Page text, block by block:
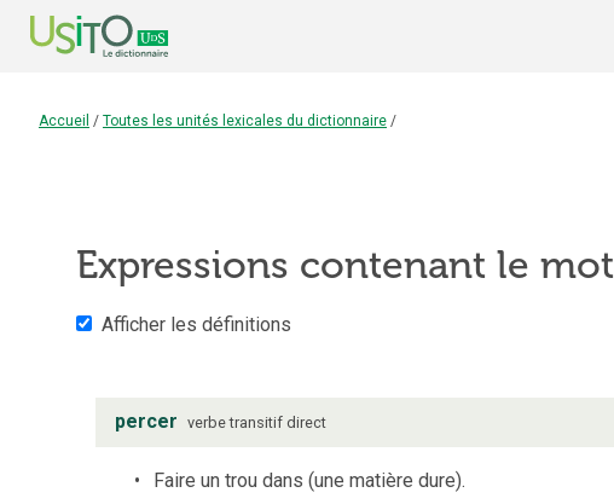
Accueil / Toutes les unités lexicales du dictionnaire /
Expressions contenant le mot
Afficher les définitions
percer verbe transitif direct
Faire un trou dans (une matière dure).